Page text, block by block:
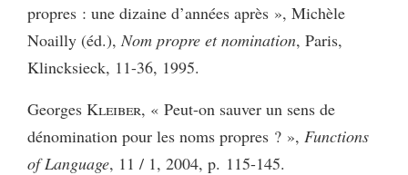
propres : une dizaine d’années après », Michèle
Noailly (éd.), Nom propre et nomination, Paris,
Klincksieck, 11-36, 1995.
Georges Kleiber, « Peut-on sauver un sens de
dénomination pour les noms propres ? », Functions
of Language, 11 / 1, 2004, p. 115-145.